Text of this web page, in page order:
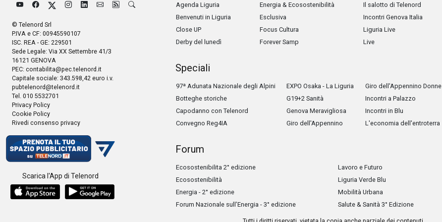
© Telenord Srl
P.IVA e CF: 00945590107
ISC. REA - GE: 229501
Sede Legale: Via XX Settembre 41/3
16121 GENOVA
PEC: contabilita@pec.telenord.it
Capitale sociale: 343.598,42 euro i.v.
pubtelenord@telenord.it
Tel. 010 5532701
Privacy Policy
Cookie Policy
Rivedi consenso privacy
Scarica l'App di Telenord
Agenda Liguria
Benvenuti in Liguria
Close UP
Derby del lunedì
Energia & Ecosostenibilità
Esclusiva
Focus Cultura
Forever Samp
Il salotto di Telenord
Incontri Genova Italia
Liguria Live
Live
Speciali
97ª Adunata Nazionale degli Alpini
Botteghe storiche
Capodanno con Telenord
Convegno Reg4IA
EXPO Osaka - La Liguria
G19+2 Sanità
Genova Meravigliosa
Giro dell'Appennino
Giro dell'Appennino Donne
Incontri a Palazzo
Incontri in Blu
L'economia dell'entroterra
Forum
Ecosostenibilita 2° edizione
Ecosostenibilità
Energia - 2° edizione
Forum Nazionale sull’Energia - 3° edizione
Lavoro e Futuro
Liguria Verde Blu
Mobilità Urbana
Salute & Sanità 3° Edizione